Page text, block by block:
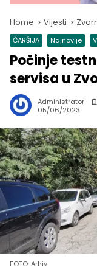
Home Vijesti
ČARŠIJA Najnovije
Počinje
servisa u
Administrator
05/06/2023
FOTO: Arhiv